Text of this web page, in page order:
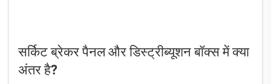
सर्किट ब्रेकर पैनल और डिस्ट्रीब्यूशन बॉक्स में क्या
अंतर है?